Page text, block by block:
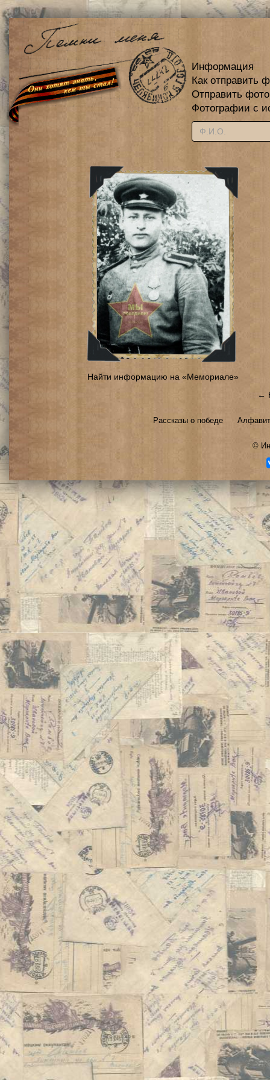
Информация
Как отправить
Отправить
Фотографии с
Найти информацию на «Мемориале»
←
Рассказы о победе
©